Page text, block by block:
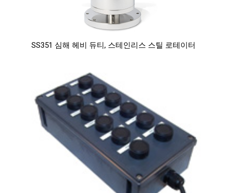
SS351 심해 헤비 듀티, 스테인리스 스틸 로테이터